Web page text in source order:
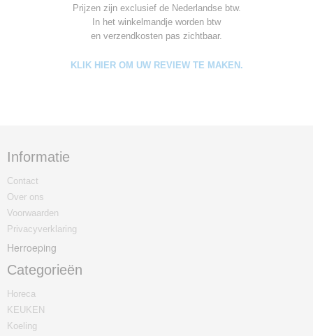
Prijzen zijn exclusief de Nederlandse btw.
In het winkelmandje worden btw
en verzendkosten pas zichtbaar.
KLIK HIER OM UW REVIEW TE MAKEN.
Informatie
Contact
Over ons
Voorwaarden
Privacyverklaring
Herroeping
Categorieën
Horeca
KEUKEN
Koeling